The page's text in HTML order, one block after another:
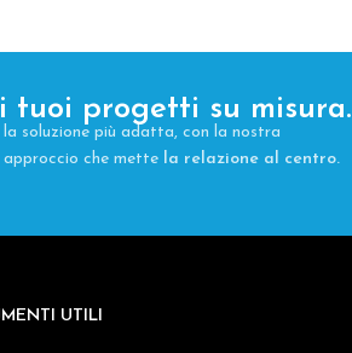
tuoi progetti su misura.
soluzione più adatta, con la nostra
che mette la relazione al centro.
UTILI